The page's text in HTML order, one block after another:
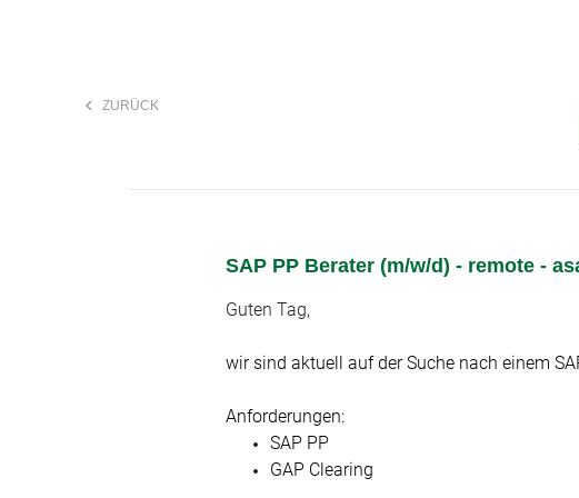
keyboard_arrow_left ZURÜCK
SAP PP Berater (m/w/d) - remote -
Guten Tag,
wir sind aktuell auf der Suche nach einem
Anforderungen:
SAP PP
GAP Clearing